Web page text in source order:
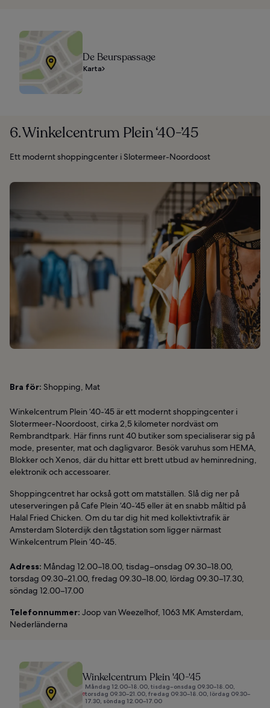
De Beurspassage
Karta
6. Winkelcentrum Plein ‘40-’45
Ett modernt shoppingcenter i Slotermeer-Noordoost
Bra för: Shopping, Mat
Winkelcentrum Plein ‘40-’45 är ett modernt shoppingcenter i
Slotermeer-Noordoost, cirka 2,5 kilometer nordväst om
Rembrandtpark. Här finns runt 40 butiker som specialiserar sig på
mode, presenter, mat och dagligvaror. Besök varuhus som HEMA,
Blokker och Xenos, där du hittar ett brett utbud av heminredning,
elektronik och accessoarer.
Shoppingcentret har också gott om matställen. Slå dig ner på
uteserveringen på Cafe Plein ‘40-’45 eller ät en snabb måltid på
Halal Fried Chicken. Om du tar dig hit med kollektivtrafik är
Amsterdam Sloterdijk den tågstation som ligger närmast
Winkelcentrum Plein ‘40-’45.
Adress: Måndag 12.00–18.00, tisdag–onsdag 09.30–18.00,
torsdag 09.30–21.00, fredag 09.30–18.00, lördag 09.30–17.30,
söndag 12.00–17.00
Telefonnummer: Joop van Weezelhof, 1063 MK Amsterdam,
Nederländerna
Winkelcentrum Plein '40-'45
Måndag 12.00–18.00, tisdag–onsdag 09.30–18.00,
torsdag 09.30–21.00, fredag 09.30–18.00, lördag 09.30–
17.30, söndag 12.00–17.00